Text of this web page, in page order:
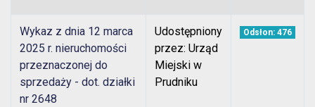
Wykaz z dnia 12 marca
2025 r. nieruchomości
przeznaczonej do
sprzedaży - dot. działki
nr 2648
Udostępniony
przez: Urząd
Miejski w
Prudniku
Odsłon: 476